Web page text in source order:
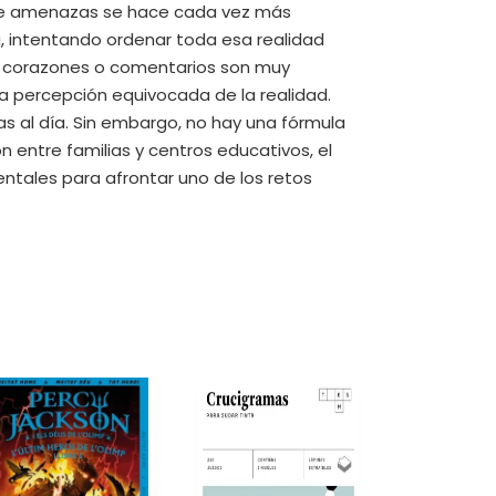
amenazas se hace cada vez más
intentando ordenar toda esa realidad
o comentarios son muy
percepción equivocada de la realidad.
al día. Sin embargo, no hay una fórmula
entre familias y centros educativos, el
para afrontar uno de los retos